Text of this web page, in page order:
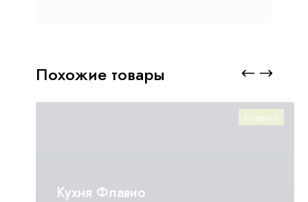
Похожие товары
Новинка
Кухня Флавио